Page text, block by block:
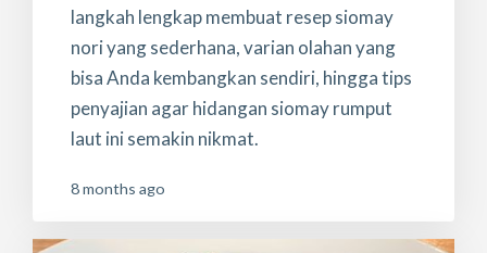
langkah lengkap membuat resep siomay
nori yang sederhana, varian olahan yang
bisa Anda kembangkan sendiri, hingga tips
penyajian agar hidangan siomay rumput
laut ini semakin nikmat.
8 months ago